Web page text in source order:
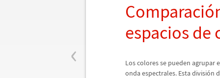
‹
Comparació
espacios de
Los colores se pueden agrupar
onda espectrales. Esta división